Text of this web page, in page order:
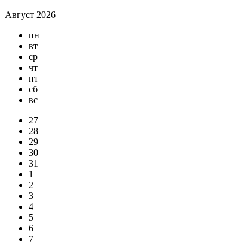
Август 2026
пн
вт
ср
чт
пт
сб
вс
27
28
29
30
31
1
2
3
4
5
6
7